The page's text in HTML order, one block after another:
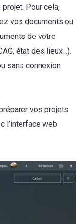
Pour cela,
vos documents ou
de votre
état des lieux…).
sans connexion
vos projets
l’interface web